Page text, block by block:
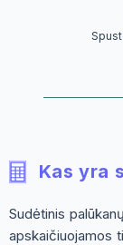
Kas yra
Sudėtinis
apskaičiuojamos